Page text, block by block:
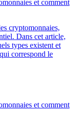
et comment
cryptomonnaies,
Dans cet article,
types existent et
correspond le
et comment